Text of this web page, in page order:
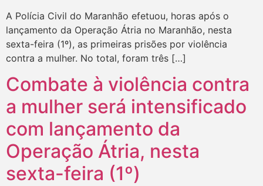
A Polícia Civil do Maranhão efetuou, horas após o
lançamento da Operação Átria no Maranhão, nesta
sexta-feira (1º), as primeiras prisões por violência
contra a mulher. No total, foram três […]
Combate à violência contra
a mulher será intensificado
com lançamento da
Operação Átria, nesta
sexta-feira (1º)